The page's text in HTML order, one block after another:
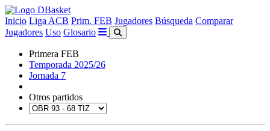
Inicio Liga ACB Prim. FEB Jugadores Búsqueda Comparar
Jugadores Uso Glosario
Primera FEB
Temporada 2025/26
Jornada 7
Otros partidos